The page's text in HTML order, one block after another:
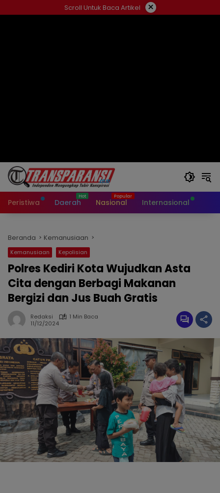
ke
Scroll Untuk Baca Artikel ×
Peristiwa Daerah Nasional Internasional
Beranda Kemanusiaan
Kemanusiaan Kepolisian
Polres Kediri Kota Wujudkan Asta
Cita dengan Berbagi Makanan
Bergizi dan Jus Buah Gratis
Redaksi
1 Min Baca
11/12/2024